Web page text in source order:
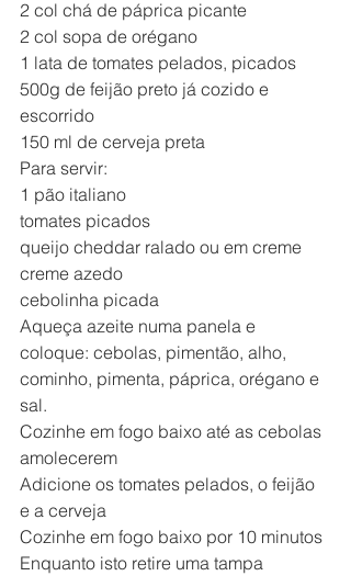
2 col chá de páprica picante
2 col sopa de orégano
1 lata de tomates pelados, picados
500g de feijão preto já cozido e
escorrido
150 ml de cerveja preta
Para servir:
1 pão italiano
tomates picados
queijo cheddar ralado ou em creme
creme azedo
cebolinha picada
Aqueça azeite numa panela e
coloque: cebolas, pimentão, alho,
cominho, pimenta, páprica, orégano e
sal.
Cozinhe em fogo baixo até as cebolas
amolecerem
Adicione os tomates pelados, o feijão
e a cerveja
Cozinhe em fogo baixo por 10 minutos
Enquanto isto retire uma tampa